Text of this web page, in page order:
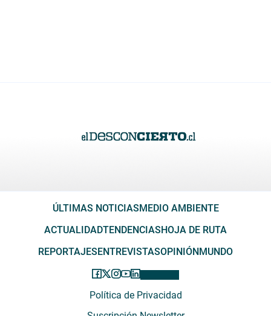
ÚLTIMAS NOTICIAS MEDIO AMBIENTE
ACTUALIDADTENDENCIAS HOJA DE RUTA
REPORTAJES ENTREVISTASOPINIÓN MUNDO
Política de Privacidad